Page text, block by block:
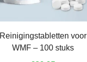
Reinigingstabletten voor
WMF – 100 stuks